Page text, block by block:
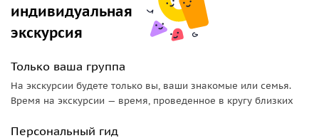
Вердонского ущельяиозера Святого Креста
Обворожительны и провансальские деревушки —
Сент-Марии другие — эти природные красоты
Чтобы кадры получились идеальными, захватите
индивидуальная
экскурсия
Только ваша группа
На экскурсии будете только вы, ваши знакомые или семья.
Время на экскурсии — время, проведенное в кругу близких
Персональный гид